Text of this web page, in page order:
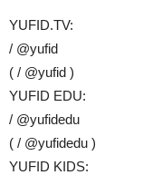
YUFID.TV:
/ @yufid
( / @yufid )
YUFID EDU:
/ @yufidedu
( / @yufidedu )
YUFID KIDS: